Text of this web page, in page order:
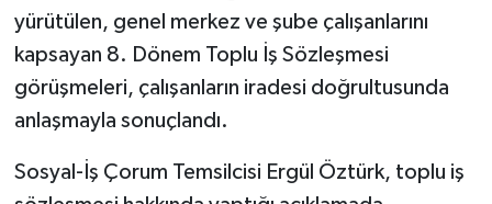
yürütülen, genel merkez ve şube çalışanlarını
kapsayan 8. Dönem Toplu İş Sözleşmesi
görüşmeleri, çalışanların iradesi doğrultusunda
anlaşmayla sonuçlandı.
Sosyal-İş Çorum Temsilcisi Ergül Öztürk, toplu iş